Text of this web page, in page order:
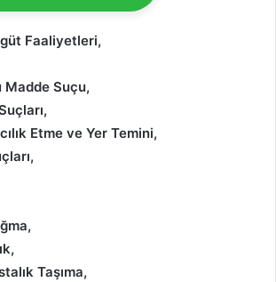
Faaliyetleri,
Suçu,
Etme ve Yer Temini,
Taşıma,